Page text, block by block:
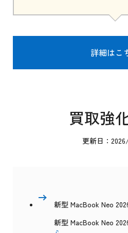
詳細はこ
買取強
更新日：
新型 MacBook Neo
新型 MacBook Neo